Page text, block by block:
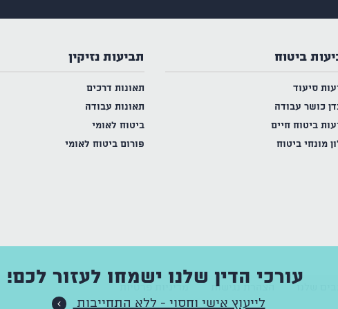
ביטוח
סיעוד
כושר עבודה
ביטוח חיים
מונחי ביטוח
תביעות נזיקין
תאונות דרכים
תאונות עבודה
ביטוח לאומי
פורום ביטוח לאומי
הצהרת נגישות
עורכי הדין שלנו ישמחו לעזור לכם!
לייעוץ אישי וחסוי - ללא התחייבות